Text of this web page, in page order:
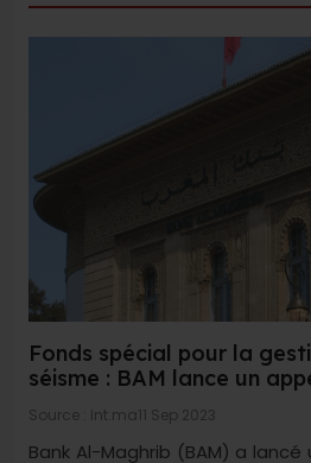
Fonds spécial pour la
séisme : BAM lance un
Source : lnt.ma11 Sep 2023
Bank Al-Maghrib (BAM) a